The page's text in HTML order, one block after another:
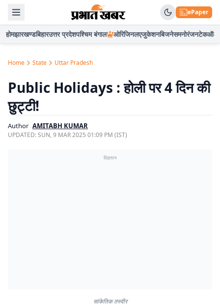
ePaper
होमझारखण्डबिहारउत्तर प्रदेशपश्चिम बंगाल ओरिजिनलएजुकेशनबिजनेसमनोरंजनटेकऑटो
Home State Uttar Pradesh
Public Holidays : होली पर 4 दिन की
छुट्टी!
Author AMITABH KUMAR
UPDATED:SUN, 9 MAR 2025 01:09 PM (IST)
विज्ञापन
सांकेतिक तस्वीर